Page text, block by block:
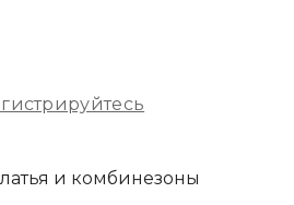
и комбинезоны